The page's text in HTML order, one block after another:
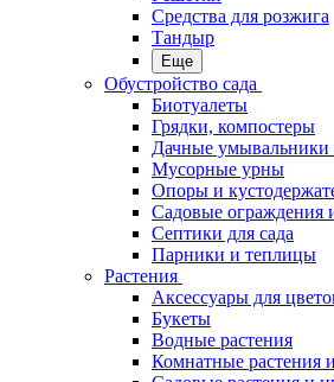
Средства для розжига
Тандыр
Еще
Обустройство сада
Биотуалеты
Грядки, компостеры
Дачные
Мусорные урны
Опоры и
Садовые ограждения
Септики для сада
Парники и теплицы
Растения
Аксессуары для
Букеты
Водные растения
Комнатные растения